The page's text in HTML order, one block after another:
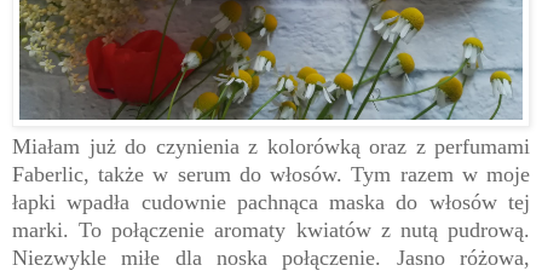
Miałam już do czynienia z kolorówką oraz z perfumami
Faberlic, także w serum do włosów. Tym razem w moje
łapki wpadła cudownie pachnąca maska do włosów tej
marki. To połączenie aromaty kwiatów z nutą pudrową.
Niezwykle miłe dla noska połączenie. Jasno różowa,